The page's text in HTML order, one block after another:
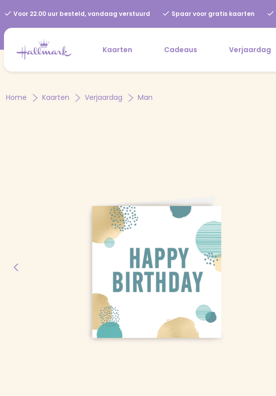
Voor 22.00 uur besteld, vandaag verstuurd Spaar voor gratis kaarten
Kaarten Cadeaus Verjaardag
Home Kaarten Verjaardag Man